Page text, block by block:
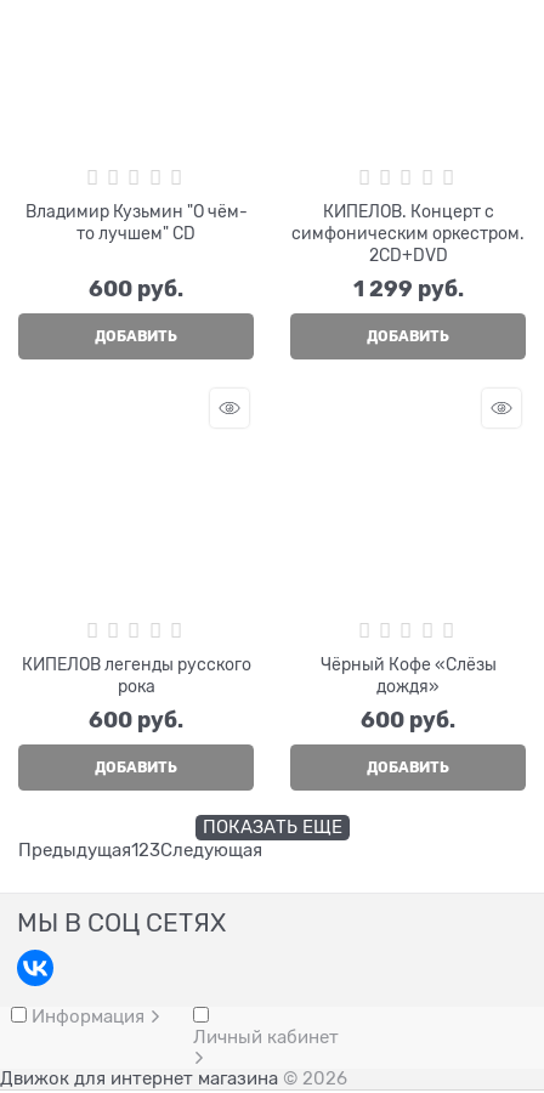
Владимир Кузьмин "О чём-
то лучшем" CD
600 руб.
ДОБАВИТЬ
КИПЕЛОВ. Концерт с
симфоническим оркестром.
2CD+DVD
1 299 руб.
ДОБАВИТЬ
КИПЕЛОВ легенды русского
рока
600 руб.
ДОБАВИТЬ
Чёрный Кофе «Слёзы
дождя»
600 руб.
ДОБАВИТЬ
ПОКАЗАТЬ ЕЩЕ
Предыдущая123Следующая
МЫ В СОЦ СЕТЯХ
Информация
Личный кабинет
Движок для интернет магазина © 2026